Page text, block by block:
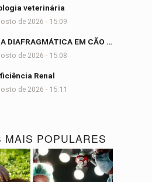
veterinária
de 2026 - 15:09
DIAFRAGMÁTICA EM CÃO …
de 2026 - 15:08
Renal
de 2026 - 15:11
MAIS POPULARES